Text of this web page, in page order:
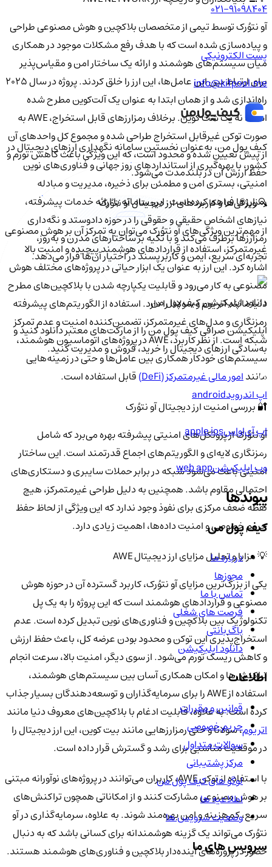
آو نتوُرک توسط تیمی از متخصصان بلاکچین و هوش مصنوعی طراحی
و پیاده‌سازی شده است که با هدف رفع مشکلات موجود در همکاری
میان سیستم‌های هوشمند و ارائه یک ساختار امن و مقیاس‌پذیر
برای ارتباط بین این عامل‌ها، این ارز را خلق کردند. پروژه در سال‌ 2025
راه‌اندازی شد و از همان ابتدا به عنوان یک آلت‌کوین مطرح شده
است، نه یک شت کوین. برخلاف رمزارزهای قابل استخراج، AWE به
صورت توکن غیرقابل استخراج طراحی شده و مجموع کل واحدهای آن
از پیش تعیین شده و محدود است، که این ویژگی باعث کاهش تورم و
حفظ ارزش آن در بلندمدت می‌شود.
🔍 ویژگی‌ها و کاربردهای ارز دیجیتال آو نتوُرک
از مهم‌ترین ویژگی‌های آو نتوُرک می‌توان به تمرکز آن بر هوش مصنوعی
غیرمتمرکز، استفاده از قراردادهای هوشمند پیچیده و امنیت بالا
اشاره کرد. این ارز به عنوان یک ابزار حیاتی در پروژه‌های مختلف هوش
مصنوعی به کار می‌رود و قابلیت یکپارچه شدن با بلاکچین‌های مطرح
دنیا مانند اتریوم و سولانا را دارد. استفاده از الگوریتم‌های پیشرفته
رمزنگاری و مدل‌های غیرمتمرکز، تضمین‌کننده امنیت و عدم تمرکز
شبکه است. از نظر کاربرد، AWE در پروژه‌های اتوماسیون هوشمند،
سیستم‌های خودکار همکاری بین عامل‌ها و حتی در زمینه‌هایی
مانندامور مالی غیرمتمرکز (DeFi)
قابل استفاده است.
🔐 بررسی امنیت ارز دیجیتال آو نتوُرک
آو نتوُرک از پروتکل‌های امنیتی پیشرفته بهره می‌برد که شامل
رمزنگاری لایه‌ای و الگوریتم‌های اجماع قدرتمند است. این ساختار
امنیتی باعث می‌شود شبکه در برابر حملات سایبری و دستکاری‌های
احتمالی مقاوم باشد. همچنین به دلیل طراحی غیرمتمرکز، هیچ
نقطه ضعف مرکزی برای نفوذ وجود ندارد که این ویژگی از لحاظ حفظ
حریم خصوصی و امنیت داده‌ها، اهمیت زیادی دارد.
💡 مزایا و تحلیل مزایای ارز دیجیتال AWE
یکی از بزرگ‌ترین مزایای آو نتوُرک، کاربرد گسترده آن در حوزه هوش
مصنوعی و قراردادهای هوشمند است که این پروژه را به یک پل
تکنولوژیک بین بلاکچین و فناوری‌های نوین تبدیل کرده است. عدم
استخراج‌پذیری این توکن و محدود بودن عرضه کل، باعث حفظ ارزش
و کاهش ریسک تورم می‌شود. از سوی دیگر، امنیت بالا، سرعت انجام
تراکنش‌ها و امکان همکاری آسان بین سیستم‌های هوشمند،
استفاده از AWE را برای سرمایه‌گذاران و توسعه‌دهندگان بسیار جذاب
کرده است. به علاوه، قابلیت ادغام با بلاکچین‌های معروف دنیا مانند
اتریوم، سولانا و حتی رمزارزهایی مانند بیت کوین، این ارز دیجیتال را
در موقعیت مناسبی برای رشد و گسترش قرار داده است.
با استفاده از توکن AWE، کاربران می‌توانند در پروژه‌های نوآورانه مبتنی
بر هوش مصنوعی مشارکت کنند و از امکاناتی همچون تراکنش‌های
سریع، کم‌هزینه و امن بهره‌مند شوند. به علاوه، سرمایه‌گذاری در آو
نتوُرک می‌تواند یک گزینه هوشمندانه برای کسانی باشد که به دنبال
حضور در پروژه‌های آینده‌دار بلاکچین و فناوری‌های هوشمند هستند.
021-91098404
پست الکترونیکی
info@kifpool.me
کیف‌ پول من، به‌عنوان نخستین سامانه نگهداری ارزهای دیجیتال در
کشور، با بهره‌گیری از استانداردهای روز جهانی و فناوری‌های نوین
امنیتی، بستری امن و مطمئن برای ذخیره، مدیریت و مبادله
رمزارزها فراهم کرده است. این سامانه با ارائه خدمات پیشرفته،
نیازهای اشخاص حقیقی و حقوقی را در حوزه دادوستد و نگه‌داری
رمزارزها برطرف می‌کند و با تکیه بر ساختارهای مدرن و به‌روز،
تجربه‌ای سریع، ایمن و کاربرپسند در اختیار آن‌ها قرار می‌دهد.
دانلود اپلیکیشن کیف‌ پول من
اپلیکیشن صرافی کیف پول من را از مارکت‌های معتبر دانلود کنید و
به‌سادگی ارزهای دیجیتال را خرید، فروش و مدیریت کنید.
اپ اندرویدandroid
اپ آی‌او‌اسapple ios
وب اپلیکیشنweb app
پیوندها
کیف پول من
درباره ما
مجوزها
تماس با ما
فرصت های شغلی
باگ بانتی
دانلود اپلیکیشن
اطلاعات
قوانین و مقررات
حریم خصوصی
سوالات متداول
مرکز پشتیبانی
لوگو های کیف پول من
اطلاعیه ها
وضعیت سرویس ها
سرویس های ما